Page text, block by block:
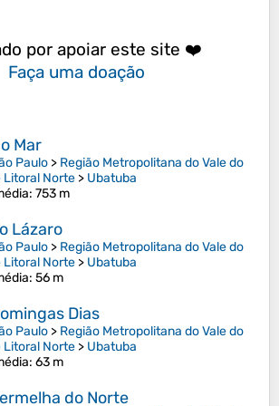
por apoiar este site ❤️
Faça uma doação
Mar
Paulo > Região Metropolitana do Vale do
Litoral Norte > Ubatuba
: 753 m
Lázaro
Paulo > Região Metropolitana do Vale do
Litoral Norte > Ubatuba
: 56 m
Dias
Paulo > Região Metropolitana do Vale do
Litoral Norte > Ubatuba
: 63 m
do Norte